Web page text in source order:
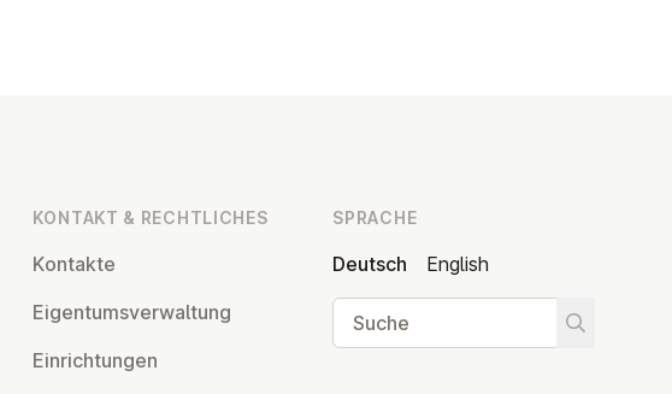
KONTAKT & RECHT­LI­CHES
Kontakte
Ei­gen­tums­ver­wal­tung
Ein­rich­tun­gen
SPRACHE
Deutsch
English
Suche
Suche